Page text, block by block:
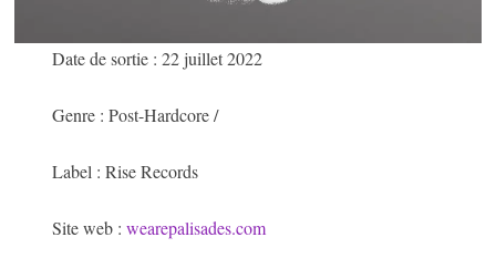
Date de sortie : 22 juillet 2022
Genre : Post-Hardcore /
Label : Rise Records
Site web :wearepalisades.com